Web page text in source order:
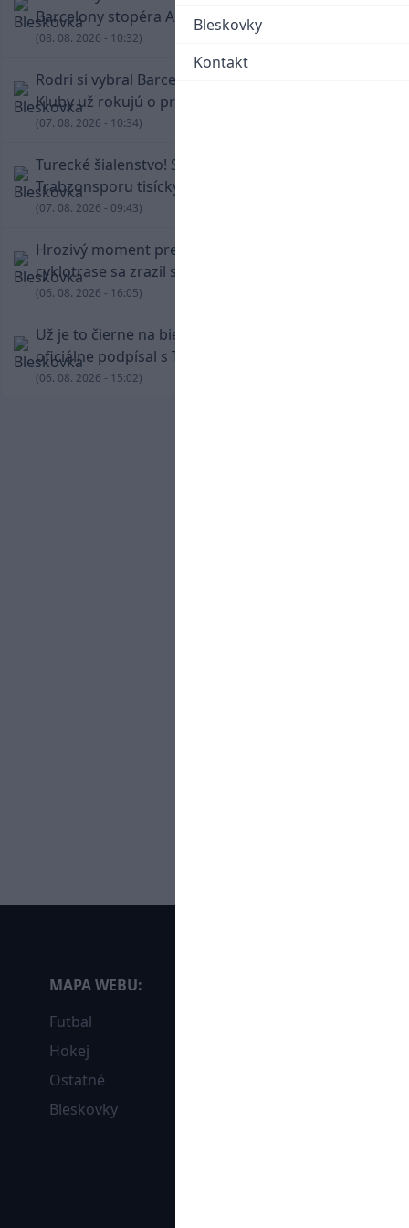
Bleskovky
Kontakt
Barcelony stopéra Arauja
(08. 08. 2026 - 10:32)
Rodri si vybral Barcelonu a odmietol Real.
Kluby už rokujú o prestupovej čiastke
(07. 08. 2026 - 10:34)
Turecké šialenstvo! Salaha vítali na štadióne
Trabzonsporu tisícky fanúšikov
(07. 08. 2026 - 09:43)
Hrozivý moment pre Zdena Cháru! Na
cyklotrase sa zrazil s bežcom
(06. 08. 2026 - 16:05)
Už je to čierne na bielom: Mohamed Salah
oficiálne podpísal s Trabzonsporom
(06. 08. 2026 - 15:02)
MAPA WEBU:
Futbal
Hokej
Ostatné
Bleskovky